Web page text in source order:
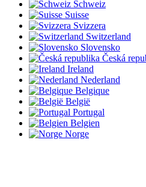
Schweiz
Suisse
Svizzera
Switzerland
Slovensko
Česká
Ireland
Nederland
Belgique
België
Portugal
Belgien
Norge